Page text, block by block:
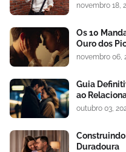
novembro 18,
Os 10
Ouro dos
novembro 06,
Guia
ao
outubro 03,
Duradoura